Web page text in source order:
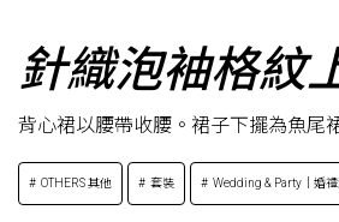
針織泡袖格紋
背心裙以腰帶收腰。裙子下擺為魚尾
OTHERS 其他 套裝 Wedding & Party｜婚